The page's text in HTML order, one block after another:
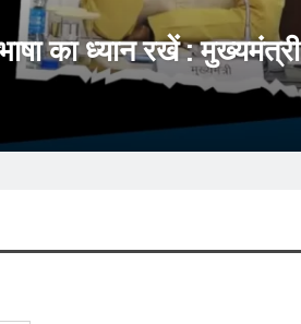
का ध्यान रखें : मुख्यमंत्री